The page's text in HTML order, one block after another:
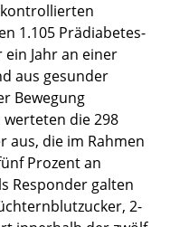
1.105 Prädiabetes-
Jahr an einer
aus gesunder
Bewegung
die 298
aus, die im Rahmen
Prozent an
Responder galten
2-